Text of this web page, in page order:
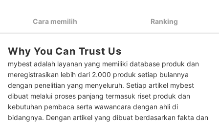
Baca juga rekomendasi produk pembasmi hama lainnya di sini
Cara memilih Ranking
Why You Can Trust Us
mybest adalah layanan yang memiliki database produk dan
meregistrasikan lebih dari 2.000 produk setiap bulannya
dengan penelitian yang menyeluruh. Setiap artikel mybest
dibuat melalui proses panjang termasuk riset produk dan
kebutuhan pembaca serta wawancara dengan ahli di
bidangnya. Dengan artikel yang dibuat berdasarkan fakta dan